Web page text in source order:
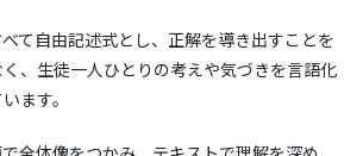
て自由記述式とし、正解を導き出すことを
、生徒一人ひとりの考えや気づきを言語化
ます。